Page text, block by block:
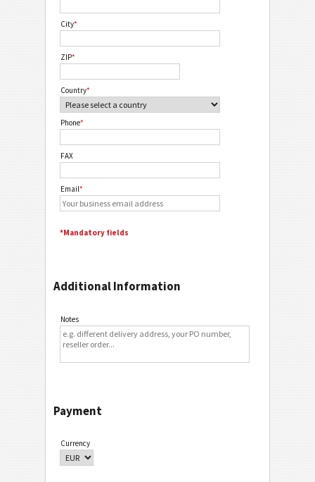
City*
ZIP*
Country*
Phone*
FAX
Email*
*Mandatory fields
Additional Information
Notes
Payment
Currency